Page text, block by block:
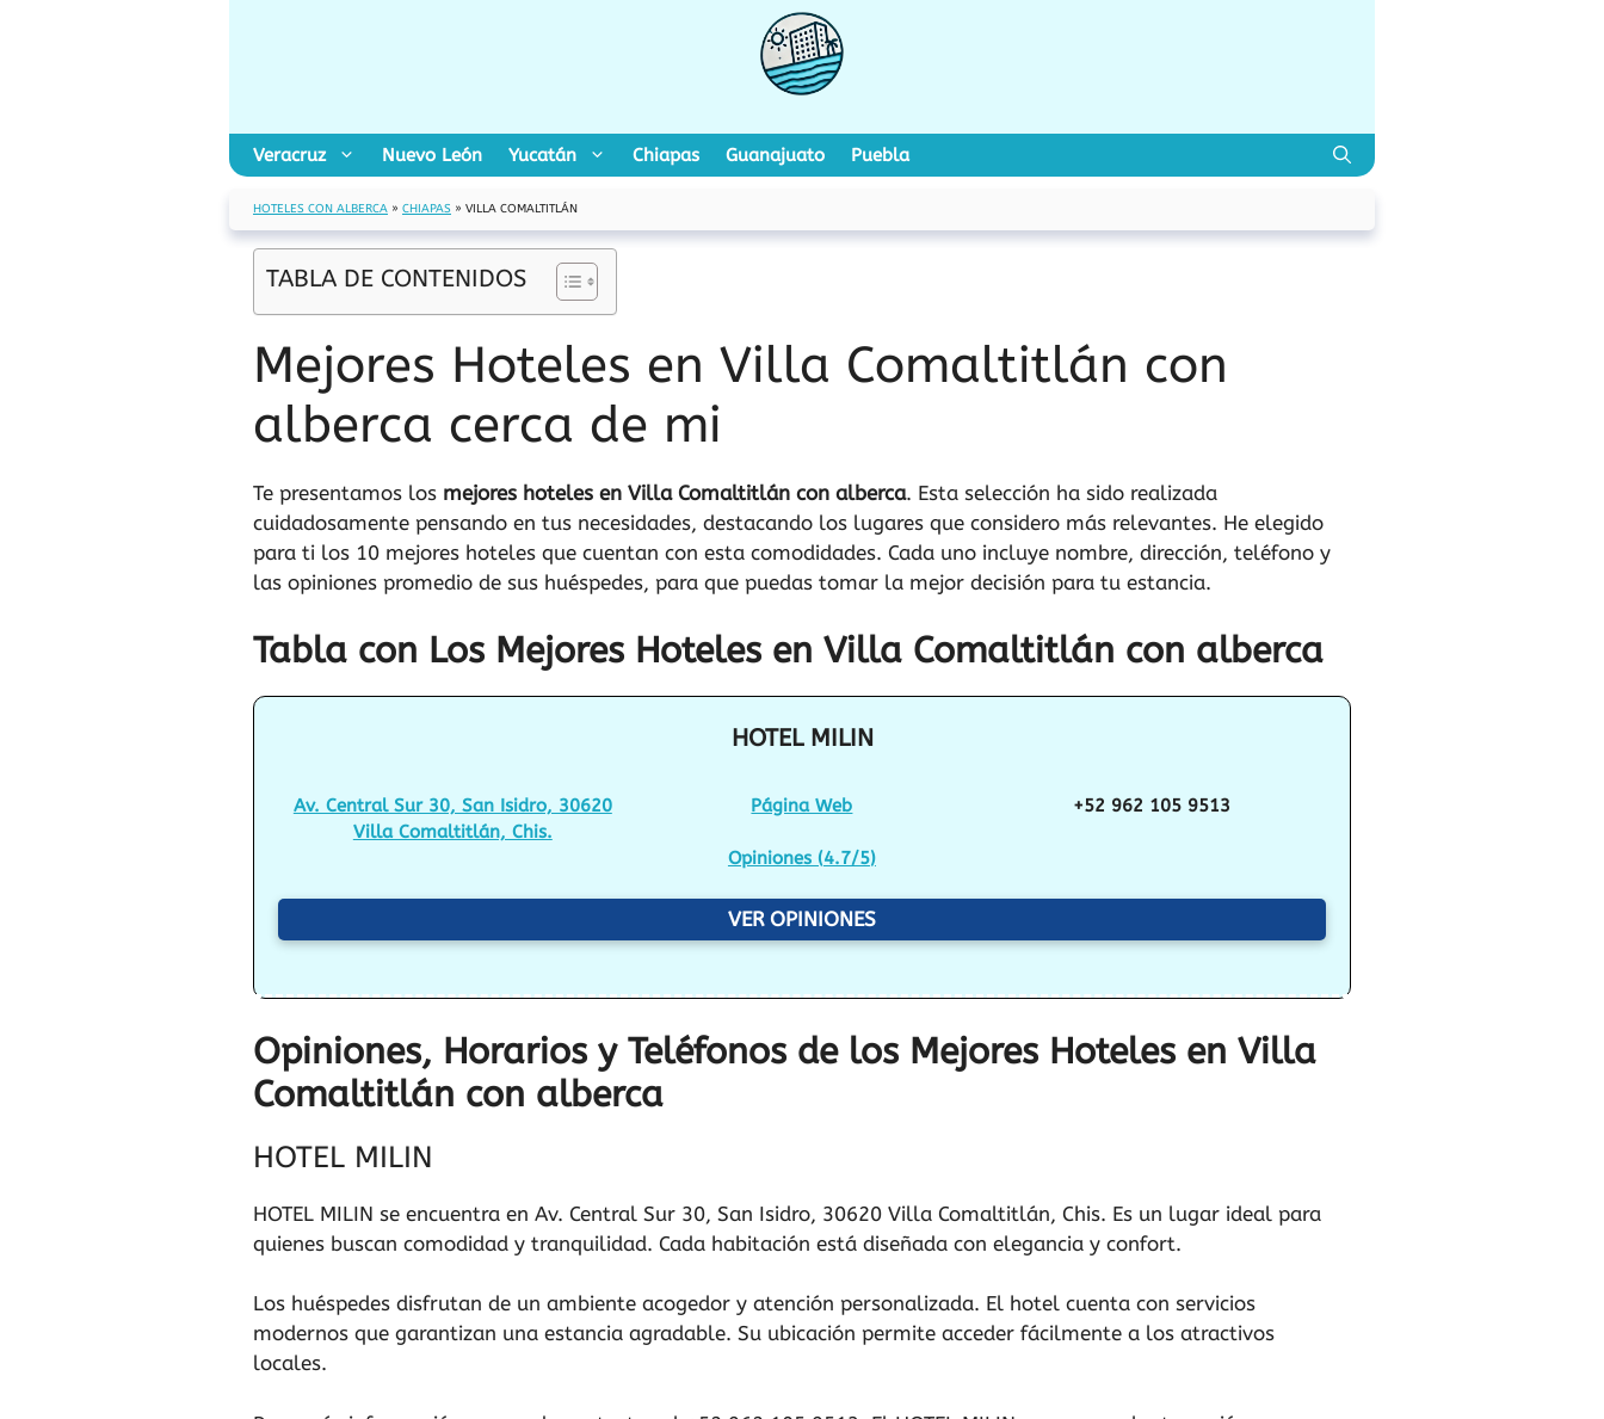
Veracruz Nuevo León Yucatán Chiapas Guanajuato Puebla
HOTELES CON ALBERCA » CHIAPAS » VILLA COMALTITLÁN
TABLA DE CONTENIDOS
Mejores Hoteles en Villa Comaltitlán con
alberca cerca de mi
Te presentamos los mejores hoteles en Villa Comaltitlán con alberca. Esta selección ha sido realizada
cuidadosamente pensando en tus necesidades, destacando los lugares que considero más relevantes. He elegido
para ti los 10 mejores hoteles que cuentan con esta comodidades. Cada uno incluye nombre, dirección, teléfono y
las opiniones promedio de sus huéspedes, para que puedas tomar la mejor decisión para tu estancia.
Tabla con Los Mejores Hoteles en Villa Comaltitlán con alberca
HOTEL MILIN
Av. Central Sur 30, San Isidro, 30620
Villa Comaltitlán, Chis.
Página Web
Opiniones (4.7/5)
+52 962 105 9513
VER OPINIONES
Opiniones, Horarios y Teléfonos de los Mejores Hoteles en Villa
Comaltitlán con alberca
HOTEL MILIN
HOTEL MILIN se encuentra en Av. Central Sur 30, San Isidro, 30620 Villa Comaltitlán, Chis. Es un lugar ideal para
quienes buscan comodidad y tranquilidad. Cada habitación está diseñada con elegancia y confort.
Los huéspedes disfrutan de un ambiente acogedor y atención personalizada. El hotel cuenta con servicios
modernos que garantizan una estancia agradable. Su ubicación permite acceder fácilmente a los atractivos
locales.